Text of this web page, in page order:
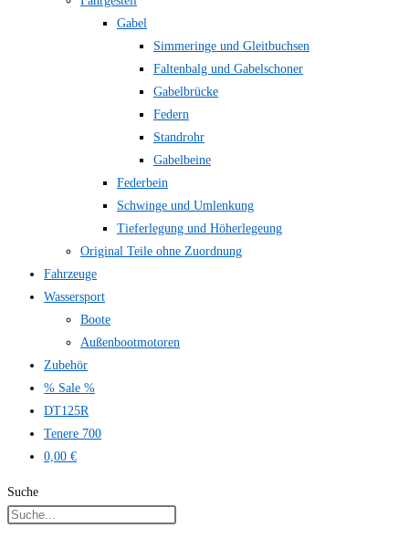
Gabel
Simmeringe und Gleitbuchsen
Faltenbalg und Gabelschoner
Gabelbrücke
Federn
Standrohr
Gabelbeine
Federbein
Schwinge und Umlenkung
Tieferlegung und Höherlegeung
Original Teile ohne Zuordnung
Fahrzeuge
Wassersport
Boote
Außenbootmotoren
Zubehör
% Sale %
DT125R
Tenere 700
0,00 €
Suche